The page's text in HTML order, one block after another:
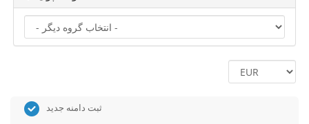
ثبت دامنه جدید